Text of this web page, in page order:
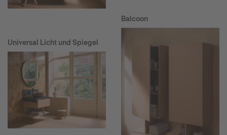
Universal Licht und Spiegel
Balcoon